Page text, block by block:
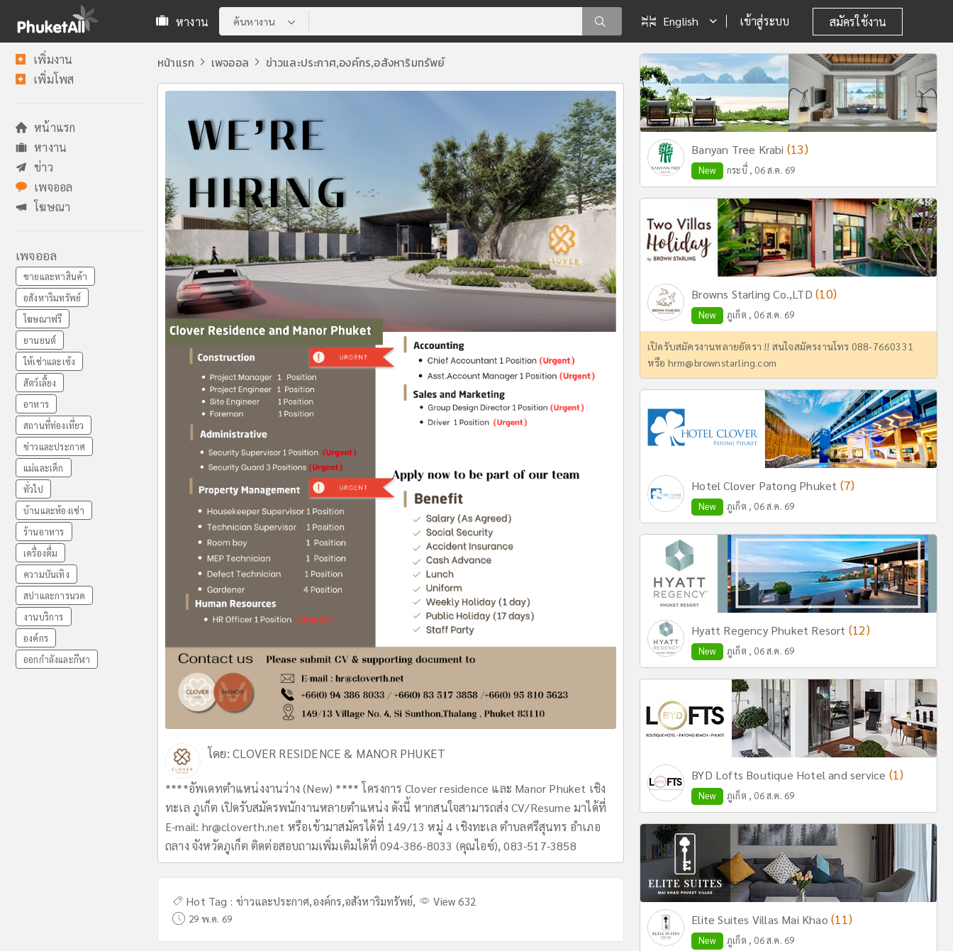
หางาน ค้นหางาน English เข้าสู่ระบบ สมัครใช้งาน
เพิ่มงาน
เพิ่มโพส
หน้าแรก
หางาน
ข่าว
เพจออล
โฆษณา
เพจออล
ขายและหาสินค้า
อสังหาริมทรัพย์
โฆษณาฟรี
ยานยนต์
ให้เช่าและเซ้ง
สัตว์เลี้ยง
อาหาร
สถานที่ท่องเที่ยว
ข่าวและประกาศ
แม่และเด็ก
ทั่วไป
บ้านและห้องเช่า
ร้านอาหาร
เครื่องดื่ม
ความบันเทิง
สปาและการนวด
งานบริการ
องค์กร
ออกกำลังและกีฬา
หน้าแรก เพจออล ข่าวและประกาศ,องค์กร,อสังหาริมทรัพย์
โดย: CLOVER RESIDENCE & MANOR PHUKET
****อัพเดทตำแหน่งงานว่าง (New) **** โครงการ Clover residence และ Manor Phuket เชิง
ทะเล ภูเก็ต เปิดรับสมัครพนักงานหลายตำแหน่ง ดังนี้ หากสนใจสามารถส่ง CV/Resume มาได้ที่
E-mail: hr@cloverth.net หรือเข้ามาสมัครได้ที่ 149/13 หมู่ 4 เชิงทะเล ตำบลศรีสุนทร อำเภอ
ถลาง จังหวัดภูเก็ต ติดต่อสอบถามเพิ่มเติมได้ที่ 094-386-8033 (คุณไอซ์), 083-517-3858
Hot Tag : ข่าวและประกาศ,องค์กร,อสังหาริมทรัพย์, View 632
29 พ.ค. 69
Banyan Tree Krabi (13)
New กระบี่ , 06 ส.ค. 69
Browns Starling Co.,LTD(10)
New ภูเก็ต , 06 ส.ค. 69
เปิดรับสมัครงานหลายอัตรา !! สนใจสมัครงานโทร 088-7660331
หรือ hrm@brownstarling.com
Hotel Clover Patong Phuket (7)
New ภูเก็ต , 06 ส.ค. 69
Hyatt Regency Phuket Resort (12)
New ภูเก็ต , 06 ส.ค. 69
BYD Lofts Boutique Hotel and service (1)
New ภูเก็ต , 06 ส.ค. 69
Elite Suites Villas Mai Khao(11)
New ภูเก็ต , 06 ส.ค. 69